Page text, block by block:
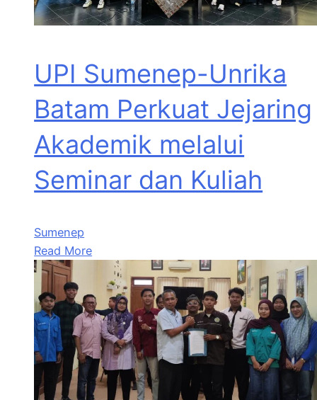
UPI Sumenep-Unrika
Batam Perkuat Jejaring
Akademik melalui
Seminar dan Kuliah
Sumenep
Read More